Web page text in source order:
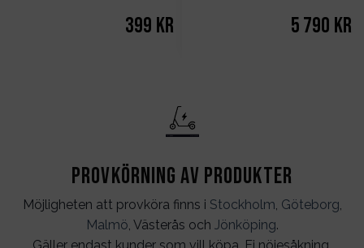
399 kr 5 790 kr
Provkörning av produkter
Möjligheten att provköra finns i Stockholm, Göteborg,
Malmö, Västerås och Jönköping.